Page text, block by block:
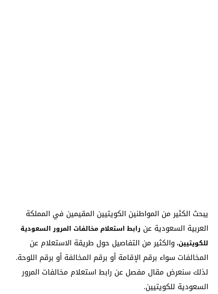
يبحث الكثير من المواطنين الكويتيين المقيمين في المملكة
العربية السعودية عن رابط استعلام مخالفات المرور السعودية
للكويتيين، والكثير من التفاصيل حول طريقة الاستعلام عن
المخالفات سواء برقم الإقامة أو برقم المخالفة أو برقم اللوحة.
لذلك سنعرض مقال مفصل عن رابط استعلام مخالفات المرور
السعودية للكويتيين.